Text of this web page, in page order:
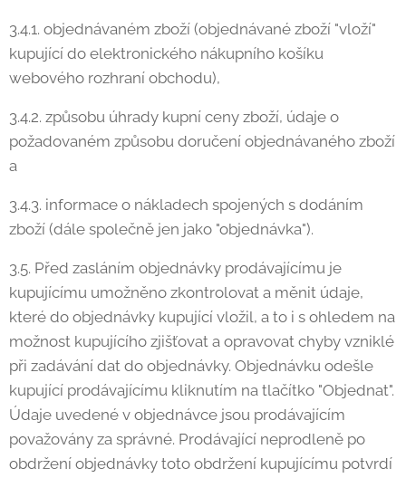
3.4.1. objednávaném zboží (objednávané zboží "vloží"
kupující do elektronického nákupního košíku
webového rozhraní obchodu),
3.4.2. způsobu úhrady kupní ceny zboží, údaje o
požadovaném způsobu doručení objednávaného zboží
a
3.4.3. informace o nákladech spojených s dodáním
zboží (dále společně jen jako "objednávka").
3.5. Před zasláním objednávky prodávajícímu je
kupujícímu umožněno zkontrolovat a měnit údaje,
které do objednávky kupující vložil, a to i s ohledem na
možnost kupujícího zjišťovat a opravovat chyby vzniklé
při zadávání dat do objednávky. Objednávku odešle
kupující prodávajícímu kliknutím na tlačítko "Objednat".
Údaje uvedené v objednávce jsou prodávajícím
považovány za správné. Prodávající neprodleně po
obdržení objednávky toto obdržení kupujícímu potvrdí